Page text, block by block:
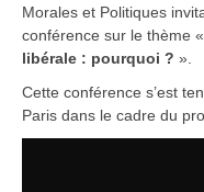
Morales et Politiques
conférence sur le thème «
libérale : pourquoi ? ».
Cette conférence s’est
Paris dans le cadre du